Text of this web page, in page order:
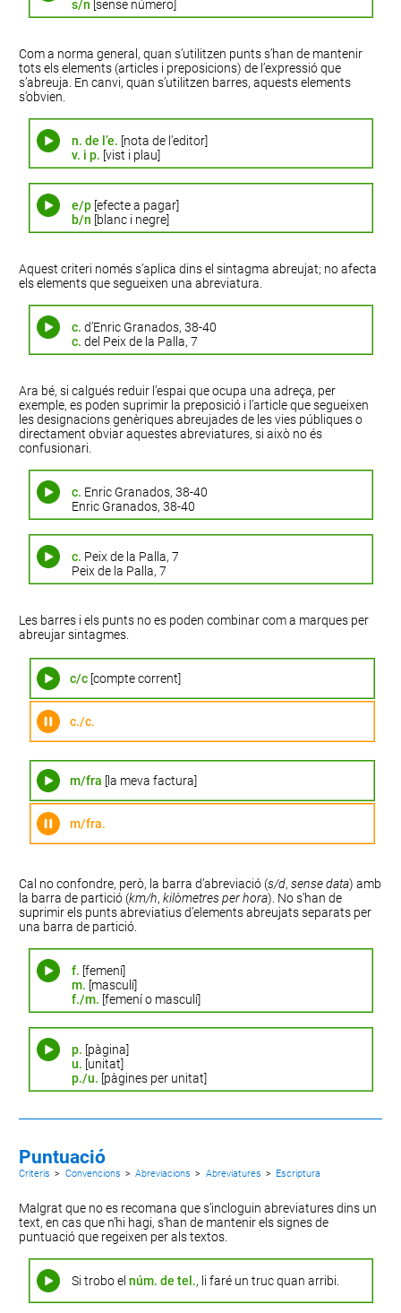
s/n [sense número]
Com a norma general, quan s’utilitzen punts s’han de mantenir
tots els elements (articles i preposicions) de l’expressió que
s’abreuja. En canvi, quan s’utilitzen barres, aquests elements
s’obvien.
n. de l’e. [nota de l’editor]
v. i p. [vist i plau]
e/p[efecte a pagar]
b/n [blanc i negre]
Aquest criteri només s’aplica dins el sintagma abreujat; no afecta
els elements que segueixen una abreviatura.
c. d’Enric Granados, 38-40
c. del Peix de la Palla, 7
Ara bé, si calgués reduir l’espai que ocupa una adreça, per
exemple, es poden suprimir la preposició i l’article que segueixen
les designacions genèriques abreujades de les vies públiques o
directament obviar aquestes abreviatures, si això no és
confusionari.
c. Enric Granados, 38-40
Enric Granados, 38-40
c. Peix de la Palla, 7
Peix de la Palla, 7
Les barres i els punts no es poden combinar com a marques per
abreujar sintagmes.
c/c[compte corrent]
c./c.
m/fra [la meva factura]
m/fra.
Cal no confondre, però, la barra d’abreviació (s/d,sense data) amb
la barra de partició (km/h,kilòmetres per hora). No s’han de
suprimir els punts abreviatius d’elements abreujats separats per
una barra de partició.
f. [femení]
m. [masculí]
f./m. [femení o masculí]
p. [pàgina]
u. [unitat]
p./u. [pàgines per unitat]
Puntuació
Criteris > Convencions > Abreviacions > Abreviatures > Escriptura
Malgrat que no es recomana que s’incloguin abreviatures dins un
text, en cas que n’hi hagi, s’han de mantenir els signes de
puntuació que regeixen per als textos.
Si trobo el núm. de tel., li faré un truc quan arribi.